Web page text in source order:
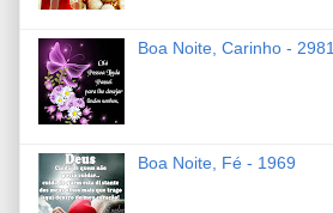
Boa Noite, Carinho - 2981
Boa Noite, Fé - 1969